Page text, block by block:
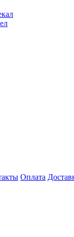
Оплата